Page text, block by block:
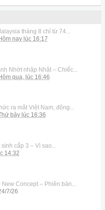
tháng 8 chỉ từ 74...
nay lúc 16:17
Nhớt nhập Nhật – Chiếc...
qua, lúc 16:46
ra mắt Việt Nam, động...
bảy lúc 16:36
cấp 3 – Vì sao...
14:32
Concept – Phiên bản...
7/26